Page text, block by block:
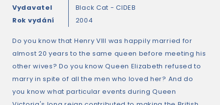
Vydavatel
Black Cat - CIDEB
Rok vydání
2004
Do you know that Henry VIII was happily married for
almost 20 years to the same queen before meeting his
other wives? Do you know Queen Elizabeth refused to
marry in spite of all the men who loved her? And do
you know what particular events during Queen